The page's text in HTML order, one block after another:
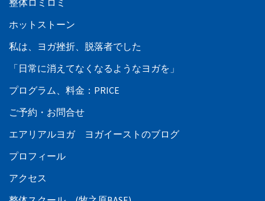
整体ロミロミ
ホットストーン
私は、ヨガ挫折、脱落者でした
「日常に消えてなくなるようなヨガを」
プログラム、料金：PRICE
ご予約・お問合せ
エアリアルヨガ ヨガイーストのブログ
プロフィール
アクセス